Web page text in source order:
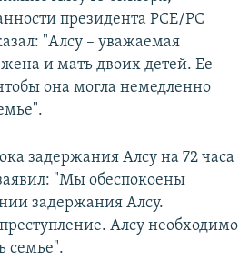
президента РСЕ/РС
"Алсу – уважаемая
и мать двоих детей. Ее
она могла немедленно
задержания Алсу на 72 часа
"Мы обеспокоены
задержания Алсу.
Алсу необходимо
семье".